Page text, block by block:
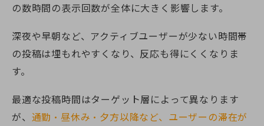
の数時間の表示回数が全体に大きく影響します。
深夜や早朝など、アクティブユーザーが少ない時間帯
の投稿は埋もれやすくなり、反応も得にくくなりま
す。
最適な投稿時間はターゲット層によって異なります
が、 通勤・昼休み・夕方以降など、ユーザーの滞在が